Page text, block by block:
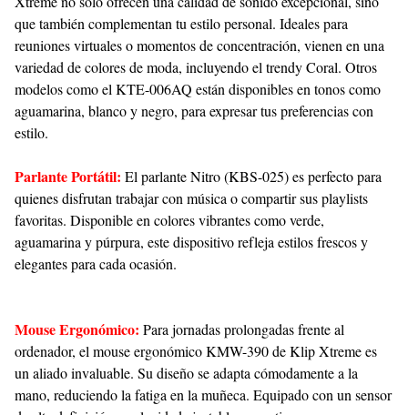
que también complementan tu estilo personal. Ideales para
reuniones virtuales o momentos de concentración, vienen en una
variedad de colores de moda, incluyendo el trendy Coral. Otros
modelos como el KTE-006AQ están disponibles en tonos como
aguamarina, blanco y negro, para expresar tus preferencias con
estilo.
Parlante Portátil: El parlante Nitro (KBS-025) es perfecto para
quienes disfrutan trabajar con música o compartir sus playlists
favoritas. Disponible en colores vibrantes como verde,
aguamarina y púrpura, este dispositivo refleja estilos frescos y
elegantes para cada ocasión.
Mouse Ergonómico: Para jornadas prolongadas frente al
ordenador, el mouse ergonómico KMW-390 de Klip Xtreme es
un aliado invaluable. Su diseño se adapta cómodamente a la
mano, reduciendo la fatiga en la muñeca. Equipado con un sensor